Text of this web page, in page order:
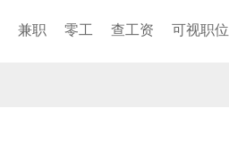
兼职 零工 查工资 可视职位